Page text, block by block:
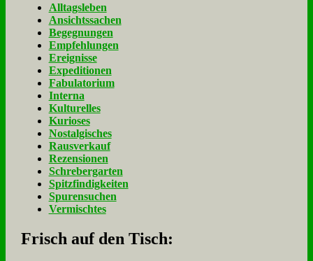
Alltagsleben
Ansichtssachen
Begegnungen
Empfehlungen
Ereignisse
Expeditionen
Fabulatorium
Interna
Kulturelles
Kurioses
Nostalgisches
Rausverkauf
Rezensionen
Schrebergarten
Spitzfindigkeiten
Spurensuchen
Vermischtes
Frisch auf den Tisch: